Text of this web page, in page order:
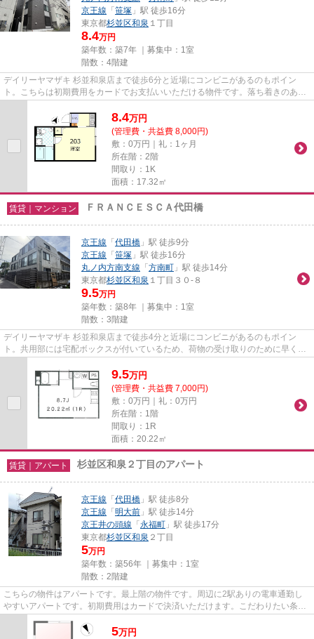
京王線 「笹塚 」駅 徒歩16分
東京都杉並区和泉 １丁目
8.4万円
築年数：築7年 ｜募集中： 1室
階数：4階建
デイリーヤマザキ 杉並和泉店まで徒歩6分と近場にコンビニがあるのもポイン
ト。こちらは初期費用をカードでお支払いいただける物件です。落ち着きのある
空間が広がっている、2018年築...
8.4万円
(管理費・共益費 8,000円)
敷：0万円｜礼：1ヶ月
所在階：2階
間取り：1K
面積：17.32㎡
賃貸｜マンション ＦＲＡＮＣＥＳＣＡ代田橋
京王線 「代田橋 」駅 徒歩9分
京王線 「笹塚 」駅 徒歩16分
丸ノ内方南支線 「方南町 」駅 徒歩14分
東京都杉並区和泉 １丁目３０-８
9.5万円
築年数：築8年 ｜募集中： 1室
階数：3階建
デイリーヤマザキ 杉並和泉店まで徒歩4分と近場にコンビニがあるのもポイン
ト。共用部には宅配ボックスが付いているため、荷物の受け取りのために早く帰
宅する必要がありません。ホー...
9.5万円
(管理費・共益費 7,000円)
敷：0万円｜礼：0万円
所在階：1階
間取り：1R
面積：20.22㎡
賃貸｜アパート 杉並区和泉２丁目のアパート
京王線 「代田橋 」駅 徒歩8分
京王線 「明大前 」駅 徒歩14分
京王井の頭線 「永福町 」駅 徒歩17分
東京都杉並区和泉 ２丁目
5万円
築年数：築56年 ｜募集中： 1室
階数：2階建
こちらの物件はアパートです。最上階の物件です。周辺に2駅ありの電車通勤し
やすいアパートです。初期費用はカードで決済いただけます。こだわりたい条件
などがあれば、03-5433-1150か...
5万円